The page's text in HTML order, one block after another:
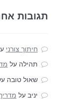
תגובות
חיתוך צורני
תהילה על
שאול טובה
יניב על